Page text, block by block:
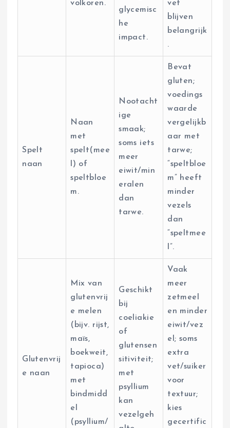
volkoren.
glycemisc
he
impact.
vet
blijven
belangrijk
.
Spelt
naan
Naan
met
spelt(mee
l) of
speltbloe
m.
Nootacht
ige
smaak;
soms iets
meer
eiwit/min
eralen
dan
tarwe.
Bevat
gluten;
voedings
waarde
vergelijkb
aar met
tarwe;
“speltbloe
m” heeft
minder
vezels
dan
“speltmee
l”.
Glutenvrij
e naan
Mix van
glutenvrij
e melen
(bijv. rijst,
maïs,
boekweit,
tapioca)
met
bindmidd
el
(psyllium/
Geschikt
bij
coeliakie
of
glutensen
sitiviteit;
met
psyllium
kan
vezelgeh
Vaak
meer
zetmeel
en minder
eiwit/vez
el; soms
extra
vet/suiker
voor
textuur;
kies
gecertific